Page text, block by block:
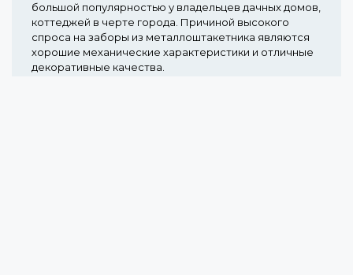
большой популярностью у владельцев дачных домов,
коттеджей в черте города. Причиной высокого
спроса на заборы из металлоштакетника являются
хорошие механические характеристики и отличные
декоративные качества.